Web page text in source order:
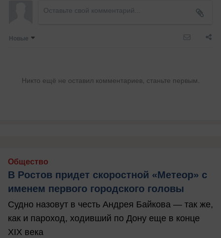
Новые
Никто ещё не оставил комментариев, станьте первым.
Общество
В Ростов придет скоростной «Метеор» с
именем первого городского головы
Судно назовут в честь Андрея Байкова — так же,
как и пароход, ходивший по Дону еще в конце
XIX века